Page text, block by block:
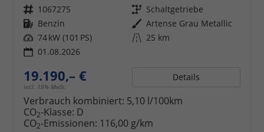
Fahrzeugnr. 1067275 Getriebe Schaltgetriebe
Kraftstoff Benzin Außenfarbe Artense Grau Metallic
Leistung 74 kW (101 PS) Kilometerstand 25 km
01.08.2026
19.190,– €
incl. 19% MwSt.
Details
Verbrauch kombiniert: 5,10 l/100km
CO2-Klasse: D
CO2-Emissionen: 116,00 g/km